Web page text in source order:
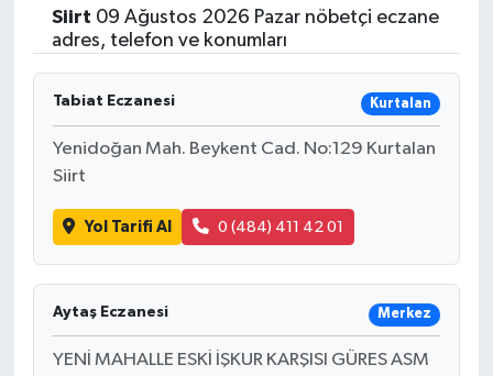
Siirt 09 Ağustos 2026 Pazar nöbetçi eczane
adres, telefon ve konumları
Tabiat Eczanesi Kurtalan
Yenidoğan Mah. Beykent Cad. No:129 Kurtalan
Siirt
Yol Tarifi Al 0 (484) 411 42 01
Aytaş Eczanesi Merkez
YENİ MAHALLE ESKİ İŞKUR KARŞISI GÜRES ASM